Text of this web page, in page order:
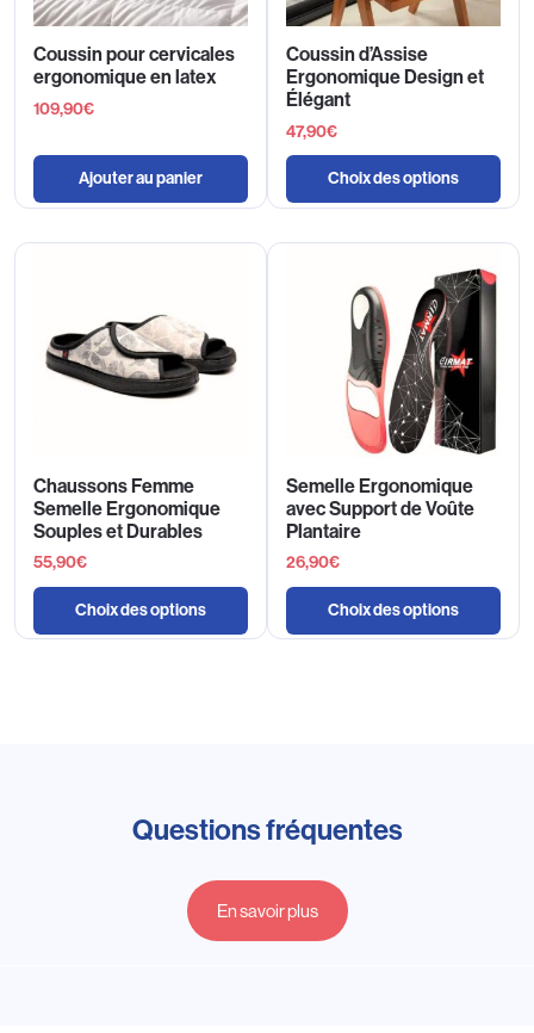
Coussin pour cervicales
ergonomique en latex
109,90€
Ajouter au panier
Coussin d’Assise
Ergonomique Design et
Élégant
47,90€
Choix des options
Chaussons Femme
Semelle Ergonomique
Souples et Durables
55,90€
Choix des options
Semelle Ergonomique
avec Support de Voûte
Plantaire
26,90€
Choix des options
Questions fréquentes
En savoir plus